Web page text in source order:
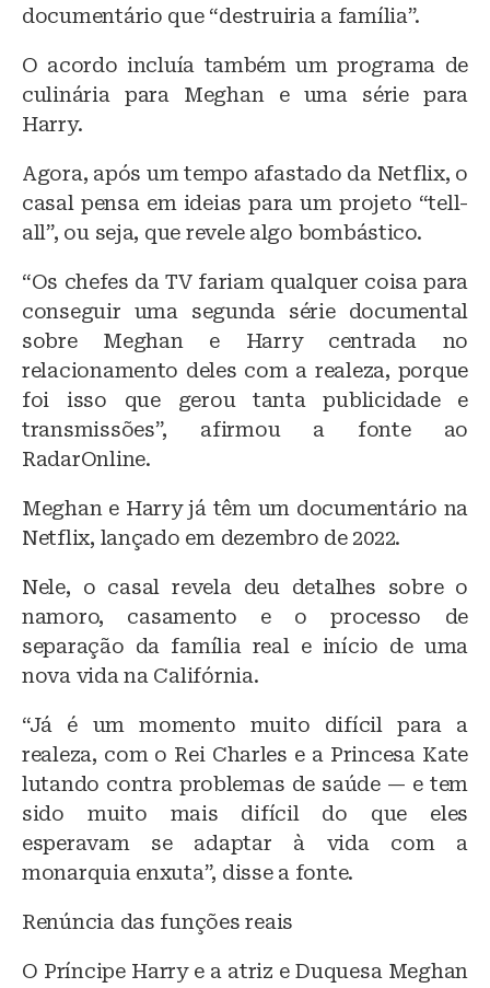
documentário que “destruiria a família”.
O acordo incluía também um programa de
culinária para Meghan e uma série para
Harry.
Agora, após um tempo afastado da Netflix, o
casal pensa em ideias para um projeto “tell-
all”, ou seja, que revele algo bombástico.
“Os chefes da TV fariam qualquer coisa para
conseguir uma segunda série documental
sobre Meghan e Harry centrada no
relacionamento deles com a realeza, porque
foi isso que gerou tanta publicidade e
transmissões”, afirmou a fonte ao
RadarOnline.
Meghan e Harry já têm um documentário na
Netflix, lançado em dezembro de 2022.
Nele, o casal revela deu detalhes sobre o
namoro, casamento e o processo de
separação da família real e início de uma
nova vida na Califórnia.
“Já é um momento muito difícil para a
realeza, com o Rei Charles e a Princesa Kate
lutando contra problemas de saúde — e tem
sido muito mais difícil do que eles
esperavam se adaptar à vida com a
monarquia enxuta”, disse a fonte.
Renúncia das funções reais
O Príncipe Harry e a atriz e Duquesa Meghan